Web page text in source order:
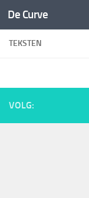
Spring naar de
De Curve
TEKSTEN
VOLG: